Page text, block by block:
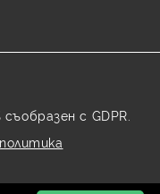
с GDPR.